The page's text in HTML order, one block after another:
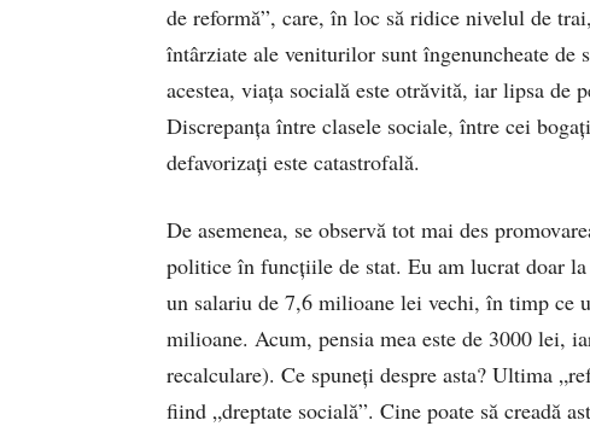
de reformă”, care, în loc să ridice nivelul de
întârziate ale veniturilor sunt îngenuncheate
acestea, viața socială este otrăvită, iar lipsa de
Discrepanța între clasele sociale, între cei
defavorizați este catastrofală.
De asemenea, se observă tot mai des
politice în funcțiile de stat. Eu am lucrat doar
un salariu de 7,6 milioane lei vechi, în timp ce
milioane. Acum, pensia mea este de 3000 lei,
recalculare). Ce spuneți despre asta? Ultima
fiind „dreptate socială”. Cine poate să creadă